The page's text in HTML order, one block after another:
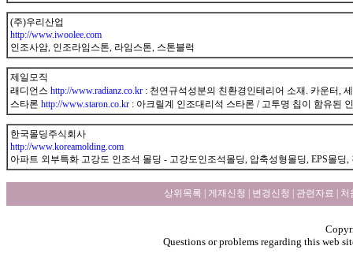
(주)우리산업
http://www.iwoolee.com
인조사암, 인조라임스톤, 라임스톤, 스톤블럭
제일모직
래디언스 http://www.radianz.co.kr : 천연규석성분의 친환경인테리어 소재. 카운터,
스타론 http://www.staron.co.kr : 아크릴계 인조대리석 스타론 / 고투명 칩이 함유된
한국몰딩주식회사
http://www.koreamolding.com
아파트 외부특화 고강도 인조석 몰딩 - 고강도인조석몰딩, 압축성형몰딩, EPS몰딩,
상위목록 게재신청 변경신청 관련자료 처
Questions or problems regarding this web